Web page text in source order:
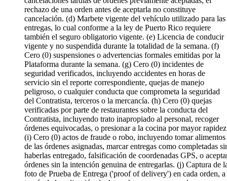
rechazo de una orden antes de aceptarla no constituye
cancelación. (d) Marbete vigente del vehículo utilizado para las
entregas, lo cual conforme a la ley de Puerto Rico requiere
también el seguro obligatorio vigente. (e) Licencia de conducir
vigente y no suspendida durante la totalidad de la semana. (f)
Cero (0) suspensiones o advertencias formales emitidas por la
Plataforma durante la semana. (g) Cero (0) incidentes de
seguridad verificados, incluyendo accidentes en horas de
servicio sin el reporte correspondiente, quejas de manejo
peligroso, o cualquier conducta que comprometa la seguridad
del Contratista, terceros o la mercancía. (h) Cero (0) quejas
verificadas por parte de restaurantes sobre la conducta del
Contratista, incluyendo trato inapropiado al personal, recoger
órdenes equivocadas, o presionar a la cocina por mayor
(i) Cero (0) actos de fraude o robo, incluyendo tomar alimentos
de las órdenes asignadas, marcar entregas como completadas
haberlas entregado, falsificación de coordenadas GPS, o
órdenes sin la intención genuina de entregarlas. (j) Captura de
foto de Prueba de Entrega ('proof of delivery') en cada orden, a